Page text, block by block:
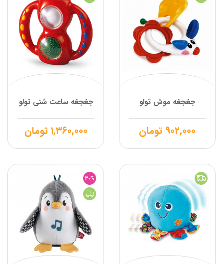
جغجغه موش تولو
۹۰۲,۰۰۰ تومان
جغجغه ساعت شنی تولو
۱,۳۶۰,۰۰۰ تومان
30%